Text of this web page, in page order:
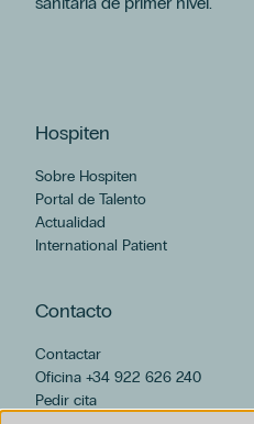
Podología
Dra. Ioana Bodea
Ginecología Regenerativa
Grupo Hospiten
Láser Ginecológico
Menopausia
Neumología
Tenerife
Hospiten
Sobre Hospiten
Portal de Talento
Actualidad
International Patient
Contacto
Contactar
Oficina +34 922 626 240
Pedir cita